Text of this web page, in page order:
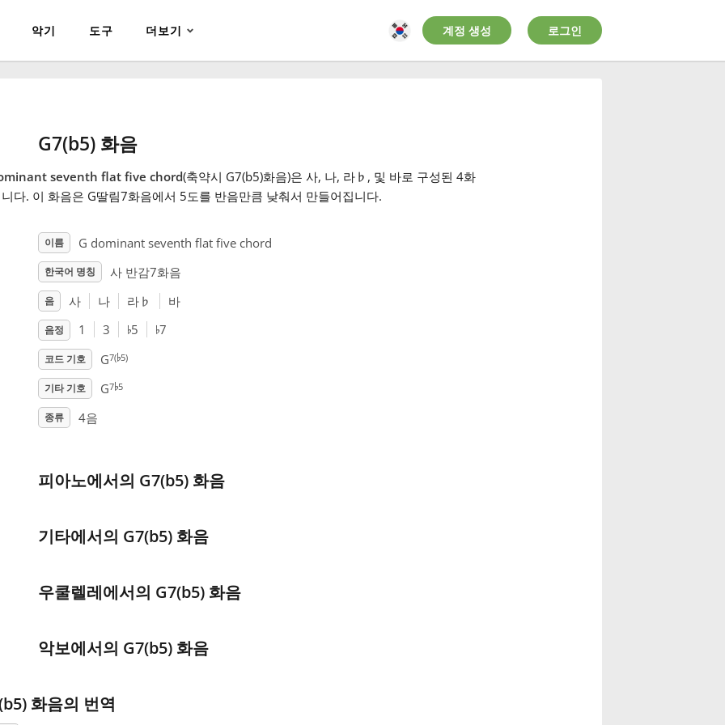
악기 도구 더보기 계정 생성 로그인
G7(b5) 화음
seventh flat five chord(축약시 G7(b5)화음)은 사, 나, 라♭ , 및 바로 구성된 4화
다. 이 화음은 G딸림7화음에서 5도를 반음만큼 낮춰서 만들어집니다.
이름 G dominant seventh flat five chord
한국어 명칭 사 반감7화음
음 사 나 라♭ 바
음정 1 3 ♭5 ♭7
코드 기호 G7(♭5)
기타 기호 G7♭5
종류 4음
피아노에서의 G7(b5) 화음
기타에서의 G7(b5) 화음
우쿨렐레에서의 G7(b5) 화음
악보에서의 G7(b5) 화음
화음의 번역